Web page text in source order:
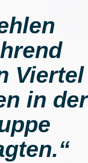
Viertel
in der